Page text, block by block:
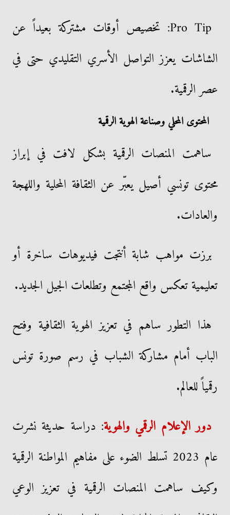
Pro Tip: تخصيص أوقات مشتركة بعيداً عن
الشاشات يعزز التواصل الأسري التقليدي حتى في
عصر الرقمية.
المحتوى المحلي وصناعة الهوية الرقمية
ساهمت المنصات الرقمية بشكل لافت في إبراز
محتوى تونسي أصيل يعبّر عن الثقافة المحلية واللهجة
والعادات.
برزت مواهب شابة أنتجت فيديوهات ساخرة أو
تعليمية تعكس واقع المجتمع وتطلعات الجيل الجديد.
هذا التطور ساهم في تعزيز الهوية الثقافية وفتح
الباب أمام مشاركة الشباب في رسم صورة تونس
رقمياً للعالم.
دور الإعلام الرقمي والهوية: دراسة حديثة نشرت
عام 2023 تسلط الضوء على مفاهيم المواطنة الرقمية
وكيف ساهمت المنصات الرقمية في تعزيز الوعي